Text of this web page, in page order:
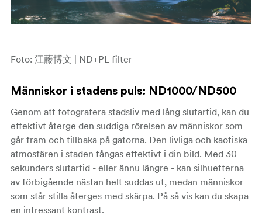
Foto: 江藤博文 | ND+PL filter
Människor i stadens puls: ND1000/ND500
Genom att fotografera stadsliv med lång slutartid, kan du
effektivt återge den suddiga rörelsen av människor som
går fram och tillbaka på gatorna. Den livliga och kaotiska
atmosfären i staden fångas effektivt i din bild. Med 30
sekunders slutartid - eller ännu längre - kan silhuetterna
av förbigående nästan helt suddas ut, medan människor
som står stilla återges med skärpa. På så vis kan du skapa
en intressant kontrast.